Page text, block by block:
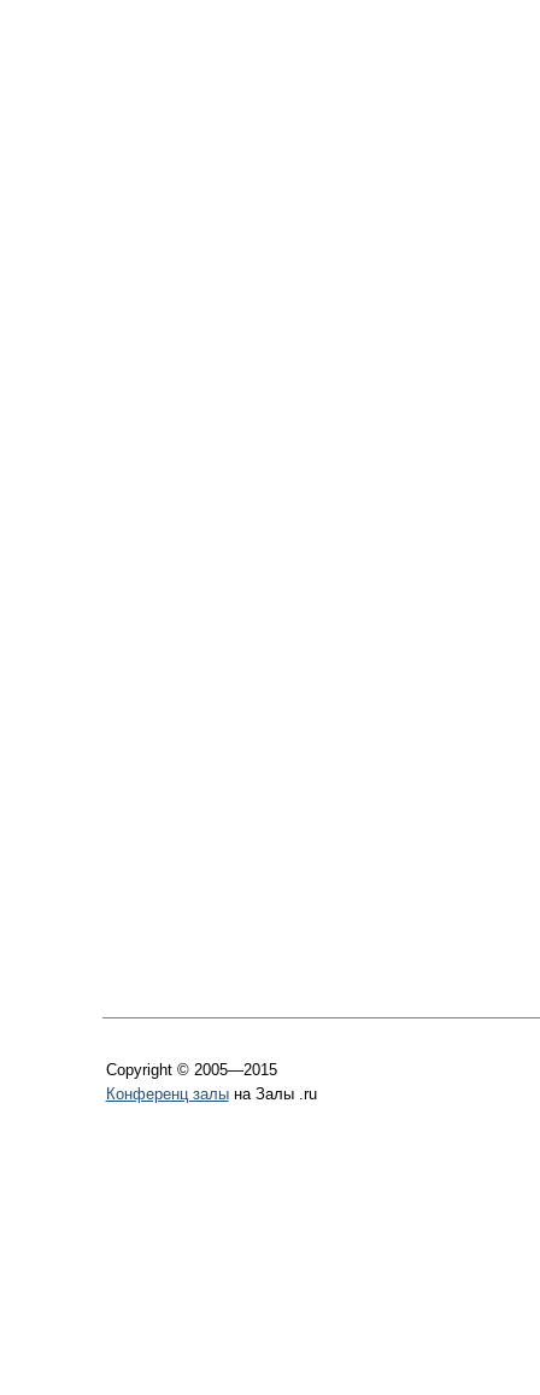
Copyright © 2005—2015
Конференц залына Залы .ru